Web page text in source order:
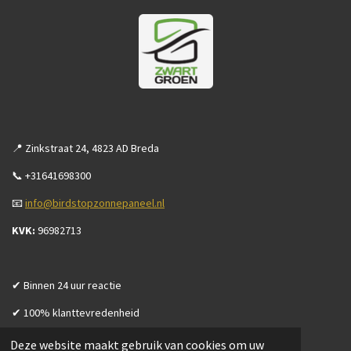
Deze website maakt gebruik van cookies om uw
📍 Zinkstraat 24, 4823 AD Breda
📞 +31641698300
📧info@birdstopzonnepaneel.nl
KVK: 96982713
✔ Binnen 24 uur reactie
✔ 100% klanttevredenheid